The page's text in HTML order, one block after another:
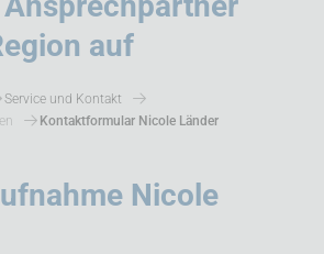
auf
Service und Kontakt
Kontaktformular Nicole Länder
Nicole